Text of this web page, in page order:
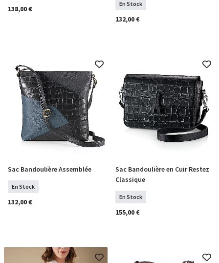
138,00 €
En Stock
132,00 €
COMMANDER
Sac Bandoulière Assemblée
En Stock
132,00 €
COMMANDER
Sac Bandoulière en Cuir Restez
Classique
En Stock
155,00 €